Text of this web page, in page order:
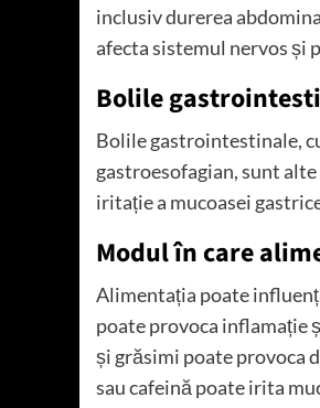
inclusiv durerea
afecta sistemul nervos și
Bolile
Bolile gastrointestinale,
gastroesofagian, sunt
iritație a mucoasei
Modul în care
Alimentația poate
poate provoca inflamație
și grăsimi poate provoca
sau cafeină poate irita